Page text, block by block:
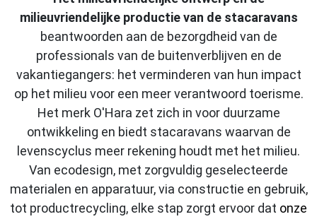
milieuvriendelijke productie van de stacaravans
beantwoorden aan de bezorgdheid van de
professionals van de buitenverblijven en de
vakantiegangers: het verminderen van hun impact
op het milieu voor een meer verantwoord toerisme.
Het merk O'Hara zet zich in voor duurzame
ontwikkeling en biedt stacaravans waarvan de
levenscyclus meer rekening houdt met het milieu.
Van ecodesign, met zorgvuldig geselecteerde
materialen en apparatuur, via constructie en gebruik,
tot productrecycling, elke stap zorgt ervoor dat onze